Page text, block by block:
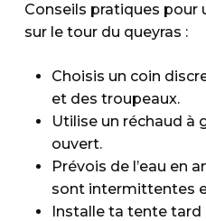
Conseils pratiques pour
sur le tour du queyras :
Choisis un coin
et des troupeaux.
Utilise un réchaud à
ouvert.
Prévois de l’eau en
sont intermittentes
Installe ta tente